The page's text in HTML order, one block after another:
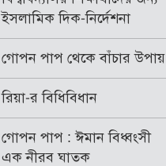
ইসলামিক দিক-নির্দেশনা
গোপন পাপ থেকে বাঁচার উপায়
রিয়া-র বিধিবিধান
গোপন পাপ : ঈমান বিধ্বংসী
এক নীরব ঘাতক